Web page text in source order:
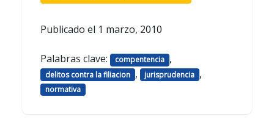
Publicado el 1 marzo, 2010
Palabras clave: compentencia ,
delitos contra la filiacion , jurisprudencia ,
normativa